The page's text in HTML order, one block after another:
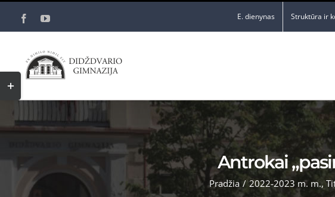
FacebookYouTube E. dienynas Struktūra ir
Antrokai
Pradžia / 2022-2023 m. m.,
Toggle
Sliding